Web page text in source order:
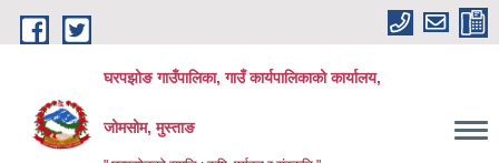
Skip to main content
घरपझोङ गाउँपालिका, गाउँ कार्यपालिकाको कार्यालय,
जोमसोम, मुस्ताङ